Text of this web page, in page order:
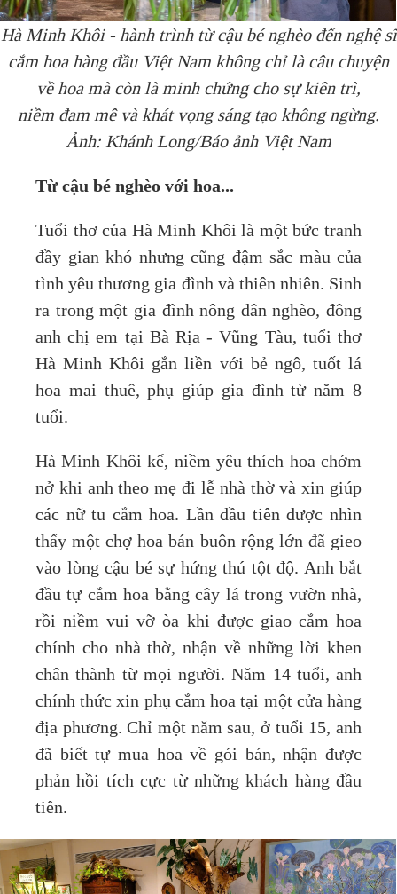
Hà Minh Khôi - hành trình từ cậu bé nghèo đến nghệ sĩ
cắm hoa hàng đầu Việt Nam không chỉ là câu chuyện
về hoa mà còn là minh chứng cho sự kiên trì,
niềm đam mê và khát vọng sáng tạo không ngừng.
Ảnh: Khánh Long/Báo ảnh Việt Nam
Từ cậu bé nghèo với hoa...
Tuổi thơ của Hà Minh Khôi là một bức tranh
đầy gian khó nhưng cũng đậm sắc màu của
tình yêu thương gia đình và thiên nhiên. Sinh
ra trong một gia đình nông dân nghèo, đông
anh chị em tại Bà Rịa - Vũng Tàu, tuổi thơ
Hà Minh Khôi gắn liền với bẻ ngô, tuốt lá
hoa mai thuê, phụ giúp gia đình từ năm 8
tuổi.
Hà Minh Khôi kể, niềm yêu thích hoa chớm
nở khi anh theo mẹ đi lễ nhà thờ và xin giúp
các nữ tu cắm hoa. Lần đầu tiên được nhìn
thấy một chợ hoa bán buôn rộng lớn đã gieo
vào lòng cậu bé sự hứng thú tột độ. Anh bắt
đầu tự cắm hoa bằng cây lá trong vườn nhà,
rồi niềm vui vỡ òa khi được giao cắm hoa
chính cho nhà thờ, nhận về những lời khen
chân thành từ mọi người. Năm 14 tuổi, anh
chính thức xin phụ cắm hoa tại một cửa hàng
địa phương. Chỉ một năm sau, ở tuổi 15, anh
đã biết tự mua hoa về gói bán, nhận được
phản hồi tích cực từ những khách hàng đầu
tiên.